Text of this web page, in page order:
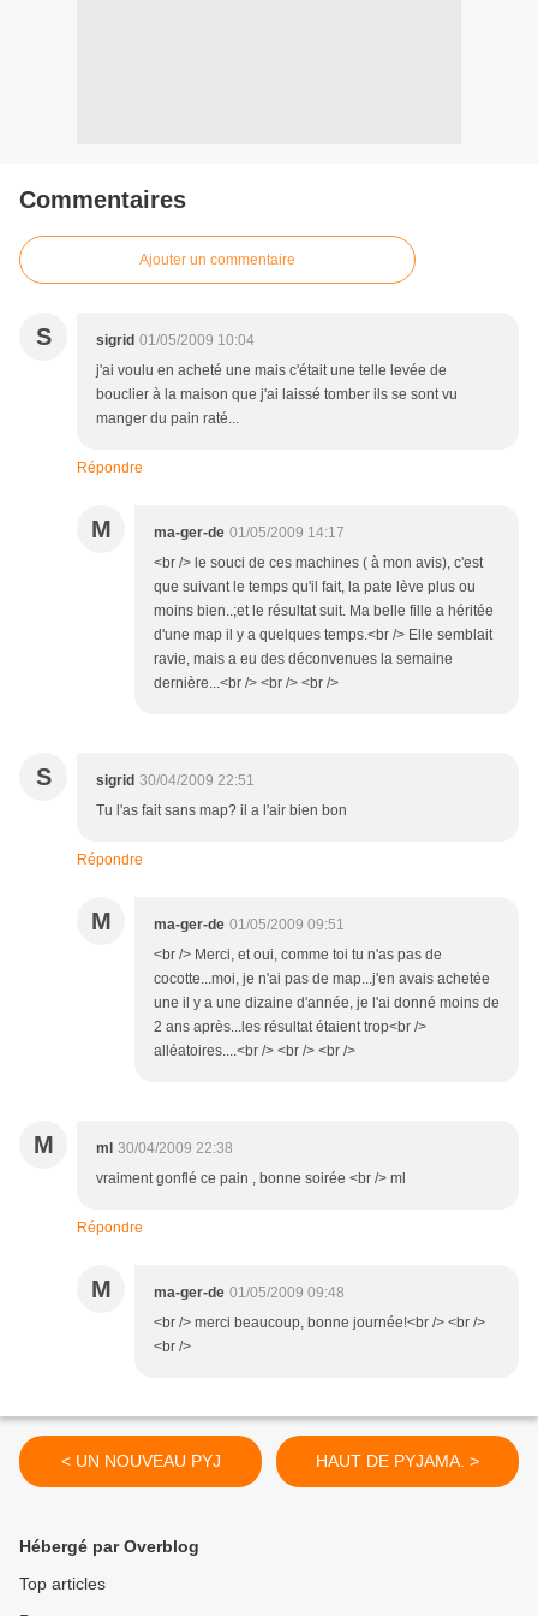
Commentaires
Ajouter un commentaire
S sigrid 01/05/2009 10:04
j'ai voulu en acheté une mais c'était une telle levée de
bouclier à la maison que j'ai laissé tomber ils se sont vu
manger du pain raté...
Répondre
M ma-ger-de 01/05/2009 14:17
<br /> le souci de ces machines ( à mon avis), c'est
que suivant le temps qu'il fait, la pate lève plus ou
moins bien..;et le résultat suit. Ma belle fille a héritée
d'une map il y a quelques temps.<br /> Elle semblait
ravie, mais a eu des déconvenues la semaine
dernière...<br /> <br /> <br />
S sigrid 30/04/2009 22:51
Tu l'as fait sans map? il a l'air bien bon
Répondre
M ma-ger-de 01/05/2009 09:51
<br /> Merci, et oui, comme toi tu n'as pas de
cocotte...moi, je n'ai pas de map...j'en avais achetée
une il y a une dizaine d'année, je l'ai donné moins de
2 ans après...les résultat étaient trop<br />
alléatoires....<br /> <br /> <br />
M ml 30/04/2009 22:38
vraiment gonflé ce pain , bonne soirée <br /> ml
Répondre
M ma-ger-de 01/05/2009 09:48
<br /> merci beaucoup, bonne journée!<br /> <br />
<br />
< UN NOUVEAU PYJ HAUT DE PYJAMA. >
Hébergé par Overblog
Top articles